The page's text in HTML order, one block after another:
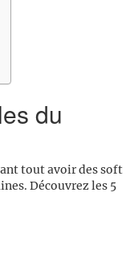
du
tout avoir des soft
Découvrez les 5